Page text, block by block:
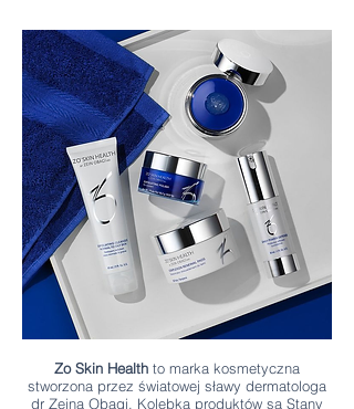
Zo Skin Health to marka kosmetyczna
stworzona przez światowej sławy dermatologa
dr Zeina Obagi. Kolebką produktów są Stany